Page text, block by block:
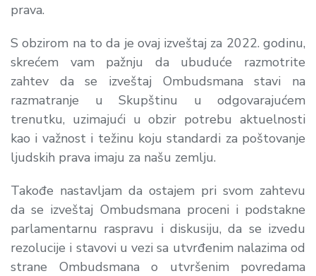
prava.
S obzirom na to da je ovaj izveštaj za 2022. godinu,
skrećem vam pažnju da ubuduće razmotrite
zahtev da se izveštaj Ombudsmana stavi na
razmatranje u Skupštinu u odgovarajućem
trenutku, uzimajući u obzir potrebu aktuelnosti
kao i važnost i težinu koju standardi za poštovanje
ljudskih prava imaju za našu zemlju.
Takođe nastavljam da ostajem pri svom zahtevu
da se izveštaj Ombudsmana proceni i podstakne
parlamentarnu raspravu i diskusiju, da se izvedu
rezolucije i stavovi u vezi sa utvrđenim nalazima od
strane Ombudsmana o utvršenim povredama